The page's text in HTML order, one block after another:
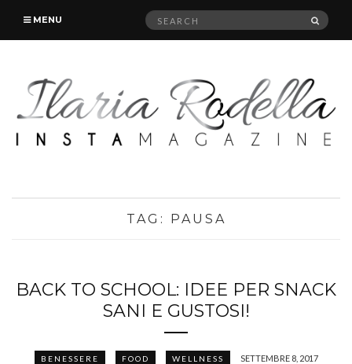
MENU
Search
TAG: PAUSA
BACK TO SCHOOL: IDEE PER SNACK
SANI E GUSTOSI!
BENESSERE FOOD WELLNESS SETTEMBRE 8, 2017